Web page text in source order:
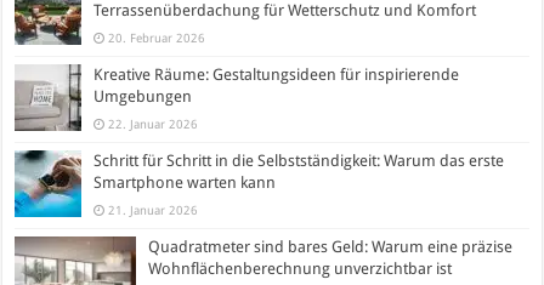
Terrassenüberdachung für Wetterschutz und Komfort
20. Februar 2026
Kreative Räume: Gestaltungsideen für inspirierende
Umgebungen
22. Januar 2026
Schritt für Schritt in die Selbstständigkeit: Warum das erste
Smartphone warten kann
21. Januar 2026
Quadratmeter sind bares Geld: Warum eine präzise
Wohnflächenberechnung unverzichtbar ist